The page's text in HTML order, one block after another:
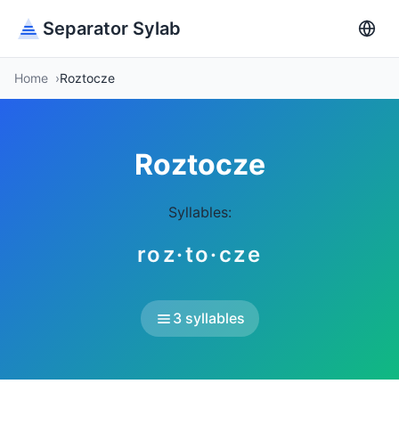
Separator Sylab
Home Roztocze
Roztocze
Syllables:
roz·to·cze
3 syllables